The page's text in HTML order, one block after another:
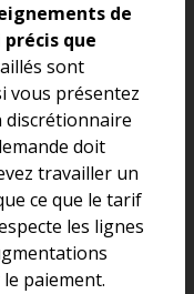
de
que
sont
vous présentez
discrétionnaire
doit
travailler un
ce que le tarif
les lignes
paiement.